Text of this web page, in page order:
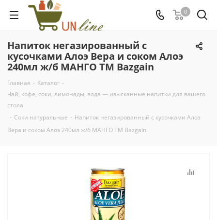
0
Напиток негазированный с
кусочками Алоэ Вера и соком Алоэ
240мл ж/б МАНГО ТМ Bazgain
Главная - Каталог -
Чай, кофе, соки, лимонады, вода — изысканные напитки для вашего
стола
- Соки натуральные - Напиток негазированный с кусочками Алоэ
Вера и соком Алоэ 240мл ж/б МАНГО ТМ Bazgain